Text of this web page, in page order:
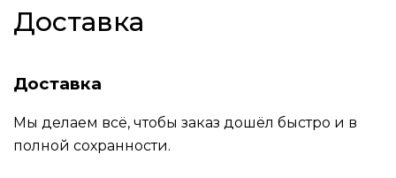
Доставка
Доставка
Мы делаем всё, чтобы заказ дошёл быстро и в
полной сохранности.